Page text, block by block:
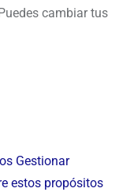
cambiar tus
Gestionar
estos propósitos